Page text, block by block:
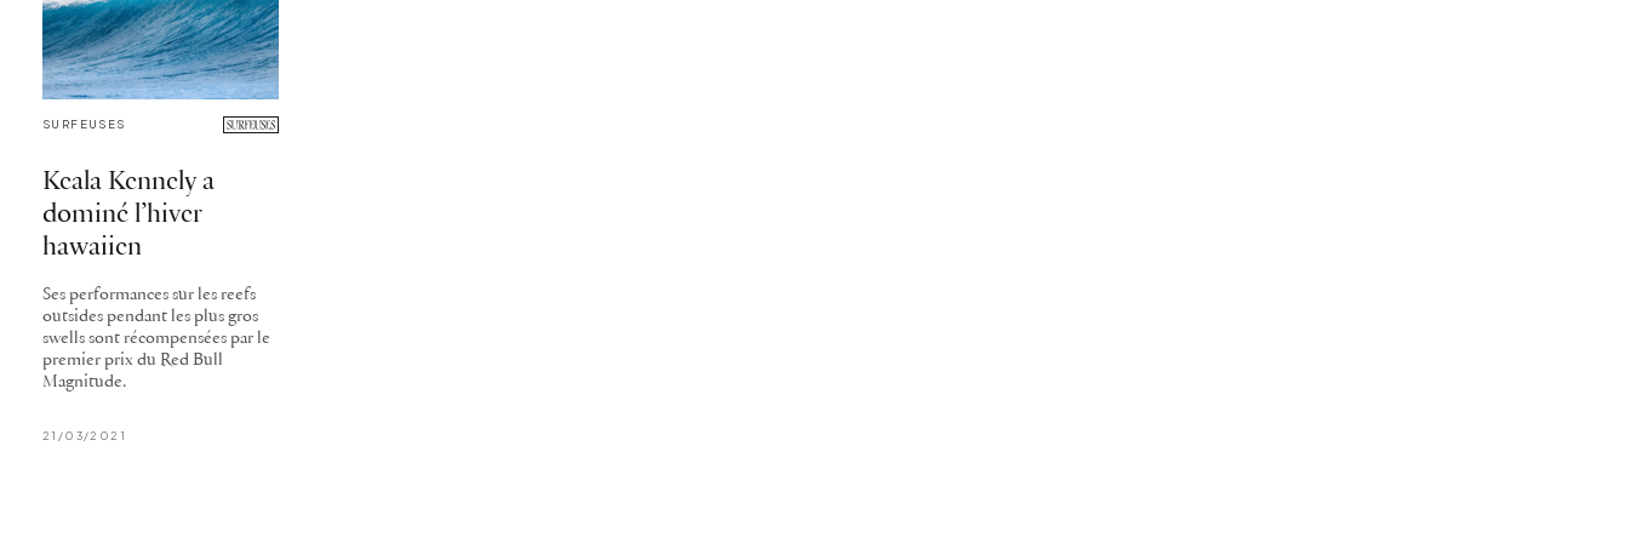
SURFEUSES
Keala Kennely a
dominé l’hiver
hawaiien
Ses performances sur les reefs
outsides pendant les plus gros
swells sont récompensées par le
premier prix du Red Bull
Magnitude.
21/03/2021